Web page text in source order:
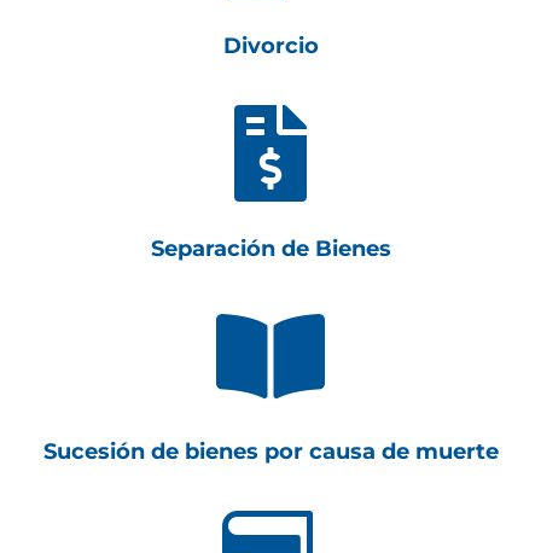
Divorcio

Separación de Bienes

Sucesión de bienes por causa de muerte